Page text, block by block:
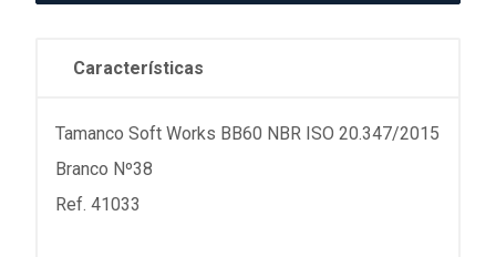
Características
Tamanco Soft Works BB60 NBR ISO 20.347/2015
Branco Nº38
Ref. 41033